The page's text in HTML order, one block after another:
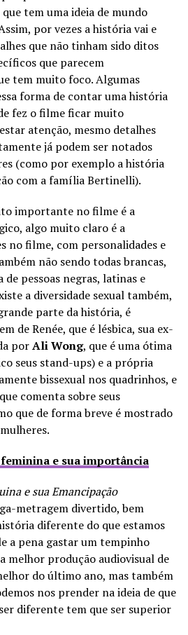
tem uma ideia de mundo
por vezes a história vai e
que não tinham sido ditos
que parecem
tem muito foco. Algumas
forma de contar uma história
fez o filme ficar muito
atenção, mesmo detalhes
já podem ser notados
(como por exemplo a história
com a família Bertinelli).
importante no filme é a
algo muito claro é a
no filme, com personalidades e
não sendo todas brancas,
pessoas negras, latinas e
a diversidade sexual também,
parte da história, é
de Renée, que é lésbica, sua ex-
porAli Wong, que é uma ótima
seus stand-ups) e a própria
bissexual nos quadrinhos, e
comenta sobre seus
que de forma breve é mostrado
e sua importância
e sua Emancipação
metragem divertido, bem
diferente do que estamos
a pena gastar um tempinho
melhor produção audiovisual de
do último ano, mas também
nos prender na ideia de que
diferente tem que ser superior